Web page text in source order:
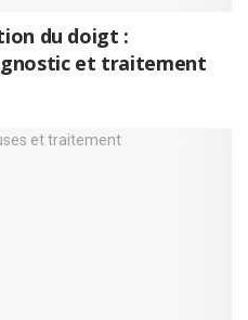
du doigt :
et traitement